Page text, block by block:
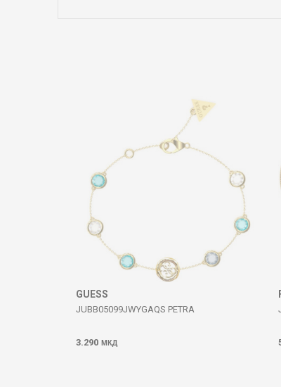
ИСПРАТИ
GUESS
JUBB05099JWYGAQS PETRA
3.290 МКД